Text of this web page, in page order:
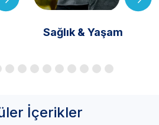
Sağlık & Yaşam
İçerikler